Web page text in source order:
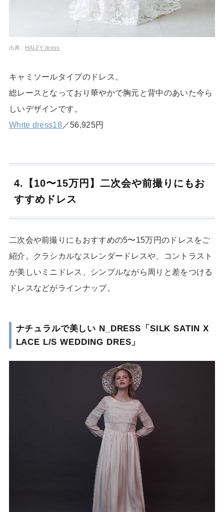
出典: HALFY dress
キャミソールタイプのドレス。
総レースとなっており華やかで胸元と背中のあいた今ら
しいデザインです。
White dress18／56,925円
4.【10〜15万円】二次会や前撮りにもお
すすめドレス
二次会や前撮りにもおすすめの5〜15万円のドレスをご
紹介。クラシカルなスレンダードレスや、コントラスト
が美しいミニドレス、シンプルながら周りと差をつける
ドレスなどがラインナップ。
ナチュラルで美しい N_DRESS「SILK SATIN X
LACE L/S WEDDING DRES」